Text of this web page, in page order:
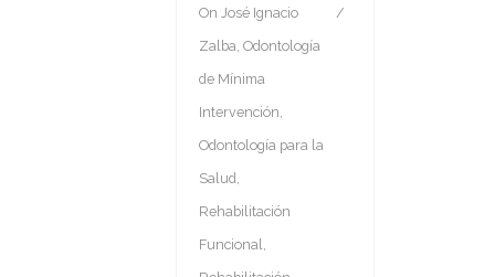
On José Ignacio
Zalba Odontología
de Mínima
Intervención
Odontología para la
Salud
Rehabilitación
Funcional